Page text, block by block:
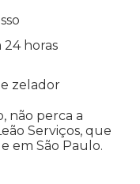
zelador
não perca a
Serviços, que
em São Paulo.